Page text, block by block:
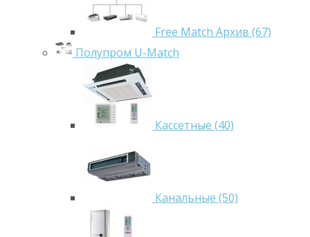
Free Match Архив (67)
Полупром U-Match
Кассетные (40)
Канальные (50)